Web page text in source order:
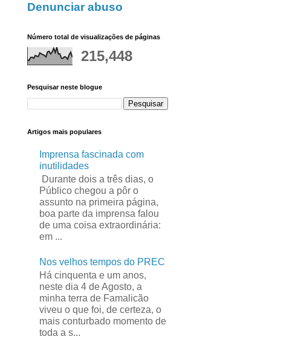
Denunciar abuso
Número total de visualizações de páginas
215,448
Pesquisar neste blogue
Artigos mais populares
Imprensa fascinada com
inutilidades
Durante dois a três dias, o
Público chegou a pôr o
assunto na primeira página,
boa parte da imprensa falou
de uma coisa extraordinária:
em ...
Nos velhos tempos do PREC
Há cinquenta e um anos,
neste dia 4 de Agosto, a
minha terra de Famalicão
viveu o que foi, de certeza, o
mais conturbado momento de
toda a s...